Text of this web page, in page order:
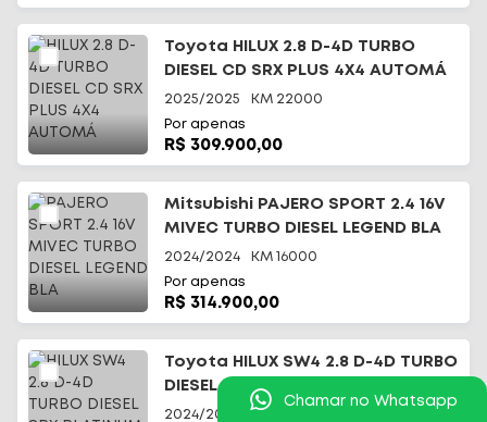
Toyota HILUX 2.8 D-4D TURBO
DIESEL CD SRX PLUS 4X4 AUTOMÁ
2025/2025 KM 22000
Por apenas
R$ 309.900,00
Mitsubishi PAJERO SPORT 2.4 16V
MIVEC TURBO DIESEL LEGEND BLA
2024/2024 KM 16000
Por apenas
R$ 314.900,00
Toyota HILUX SW4 2.8 D-4D TURBO
DIESEL SRX PLATINUM 4X4 A
2024/2024
Chamar no Whatsapp